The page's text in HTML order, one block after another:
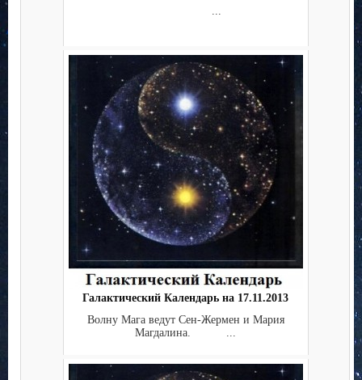
Галактический Календарь на 17.11.2013
Волну Мага ведут Сен-Жермен и Мария
Магдалина. ...